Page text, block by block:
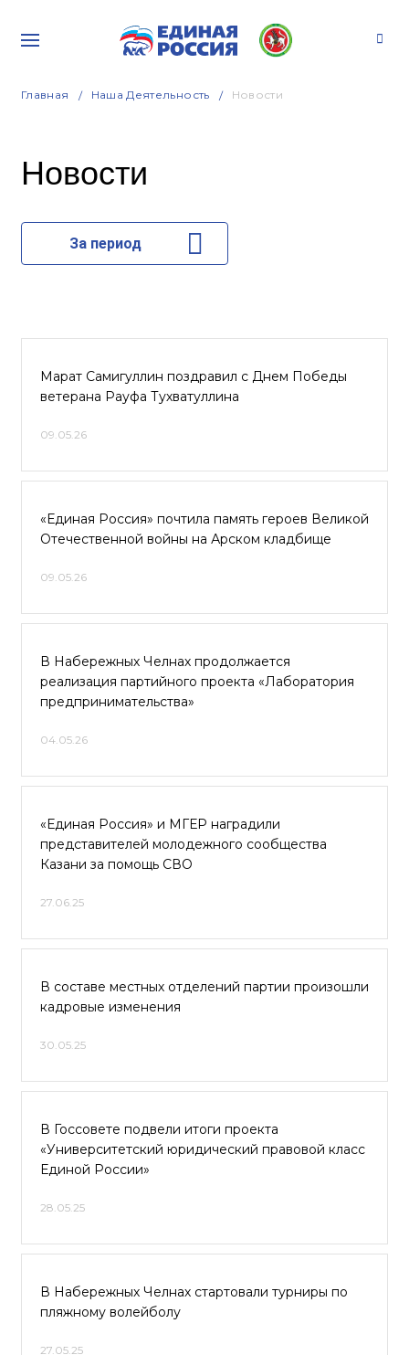
Главная Наша Деятельность Новости
Новости
За период
Марат Самигуллин поздравил с Днем Победы
ветерана Рауфа Тухватуллина
09.05.26
«Единая Россия» почтила память героев Великой
Отечественной войны на Арском кладбище
09.05.26
В Набережных Челнах продолжается
реализация партийного проекта «Лаборатория
предпринимательства»
04.05.26
«Единая Россия» и МГЕР наградили
представителей молодежного сообщества
Казани за помощь СВО
27.06.25
В составе местных отделений партии произошли
кадровые изменения
30.05.25
В Госсовете подвели итоги проекта
«Университетский юридический правовой класс
Единой России»
28.05.25
В Набережных Челнах стартовали турниры по
пляжному волейболу
27.05.25